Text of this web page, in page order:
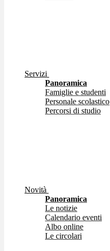
Servizi
Panoramica
Famiglie e studenti
Personale scolastico
Percorsi di studio
Novità
Panoramica
Le notizie
Calendario eventi
Albo online
Le circolari